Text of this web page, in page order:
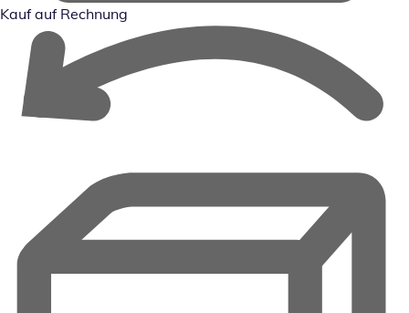
Kauf auf Rechnung